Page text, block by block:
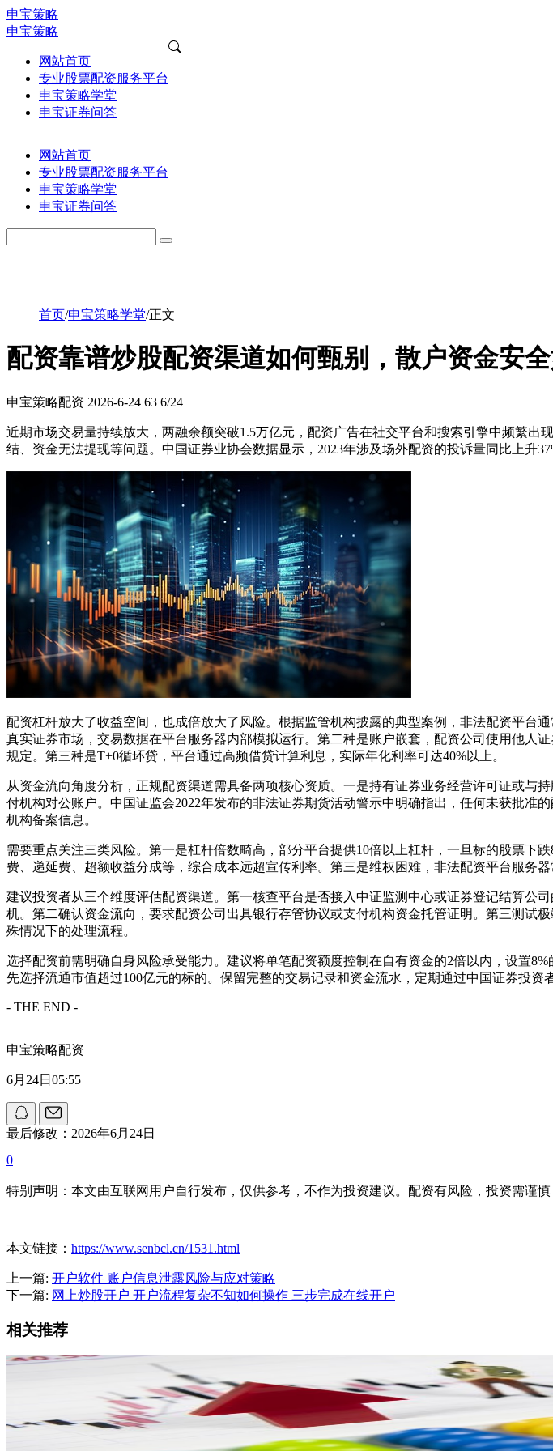
申宝策略
申宝策略
网站首页
专业股票配资服务平台
申宝策略学堂
申宝证券问答
网站首页
专业股票配资服务平台
申宝策略学堂
申宝证券问答
首页/申宝策略学堂/正文
配资靠谱炒股配资渠道如何甄别，散户资金安
申宝策略配资 2026-6-24 63 6/24
近期市场交易量持续放大，两融余额突破1.5万亿元，配资广告在社交平台和搜索引擎中频繁出
结、资金无法提现等问题。中国证券业协会数据显示，2023年涉及场外配资的投诉量同比上升
配资杠杆放大了收益空间，也成倍放大了风险。根据监管机构披露的典型案例，非法配资平台
真实证券市场，交易数据在平台服务器内部模拟运行。第二种是账户嵌套，配资公司使用他人
规定。第三种是T+0循环贷，平台通过高频借贷计算利息，实际年化利率可达40%以上。
从资金流向角度分析，正规配资渠道需具备两项核心资质。一是持有证券业务经营许可证或与
付机构对公账户。中国证监会2022年发布的非法证券期货活动警示中明确指出，任何未获批准
机构备案信息。
需要重点关注三类风险。第一是杠杆倍数畸高，部分平台提供10倍以上杠杆，一旦标的股票下
费、递延费、超额收益分成等，综合成本远超宣传利率。第三是维权困难，非法配资平台服务
建议投资者从三个维度评估配资渠道。第一核查平台是否接入中证监测中心或证券登记结算公
机。第二确认资金流向，要求配资公司出具银行存管协议或支付机构资金托管证明。第三测试
殊情况下的处理流程。
选择配资前需明确自身风险承受能力。建议将单笔配资额度控制在自有资金的2倍以内，设置
先选择流通市值超过100亿元的标的。保留完整的交易记录和资金流水，定期通过中国证券投资
- THE END -
申宝策略配资
6月24日05:55
最后修改：2026年6月24日
0
特别声明：本文由互联网用户自行发布，仅供参考，不作为投资建议。配资有风险，投资需谨慎
本文链接： https://www.senbcl.cn/1531.html
上一篇: 开户软件 账户信息泄露风险与应对策略
下一篇: 网上炒股开户 开户流程复杂不知如何操作 三步完成在线开户
相关推荐